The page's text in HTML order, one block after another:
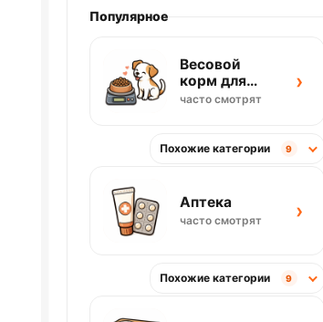
Популярное
Весовой
корм для
собак
часто смотрят
›
Похожие категории 9
Аптека
часто смотрят ›
Похожие категории 9